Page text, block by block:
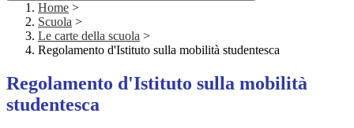
Home >
Scuola >
Le carte della scuola >
Regolamento d'Istituto sulla mobilità studentesca
Regolamento d'Istituto sulla mobilità
studentesca